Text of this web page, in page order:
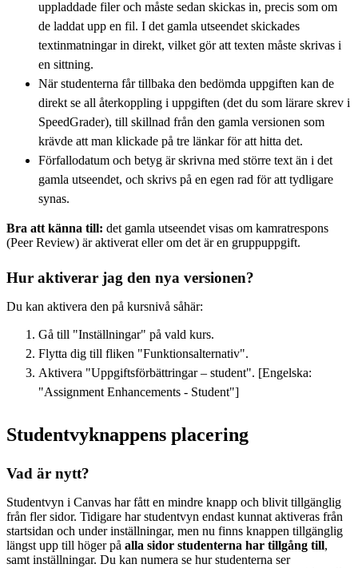
uppladdade filer och måste sedan skickas in, precis som om
de laddat upp en fil. I det gamla utseendet skickades
textinmatningar in direkt, vilket gör att texten måste skrivas i
en sittning.
När studenterna får tillbaka den bedömda uppgiften kan de
direkt se all återkoppling i uppgiften (det du som lärare skrev i
SpeedGrader), till skillnad från den gamla versionen som
krävde att man klickade på tre länkar för att hitta det.
Förfallodatum och betyg är skrivna med större text än i det
gamla utseendet, och skrivs på en egen rad för att tydligare
synas.
Bra att känna till: det gamla utseendet visas om kamratrespons
(Peer Review) är aktiverat eller om det är en gruppuppgift.
Hur aktiverar jag den nya versionen?
Du kan aktivera den på kursnivå såhär:
Gå till "Inställningar" på vald kurs.
Flytta dig till fliken "Funktionsalternativ".
Aktivera "Uppgiftsförbättringar – student". [Engelska:
"Assignment Enhancements - Student"]
Studentvyknappens placering
Vad är nytt?
Studentvyn i Canvas har fått en mindre knapp och blivit tillgänglig
från fler sidor. Tidigare har studentvyn endast kunnat aktiveras från
startsidan och under inställningar, men nu finns knappen tillgänglig
längst upp till höger på alla sidor studenterna har tillgång till,
samt inställningar. Du kan numera se hur studenterna ser